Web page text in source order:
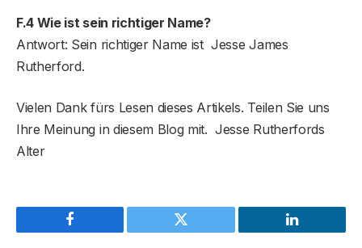
F.4 Wie ist sein richtiger Name?
Antwort: Sein richtiger Name ist Jesse James
Rutherford.
Vielen Dank fürs Lesen dieses Artikels. Teilen Sie uns
Ihre Meinung in diesem Blog mit. Jesse Rutherfords
Alter
Facebook Twitter LinkedIn